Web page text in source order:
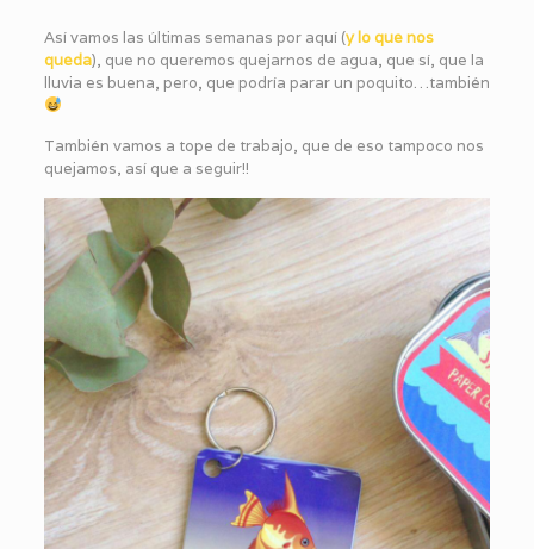
Así vamos las últimas semanas por aquí (y lo que nos
queda), que no queremos quejarnos de agua, que sí, que la
lluvia es buena, pero, que podría parar un poquito…también
También vamos a tope de trabajo, que de eso tampoco nos
quejamos, así que a seguir!!